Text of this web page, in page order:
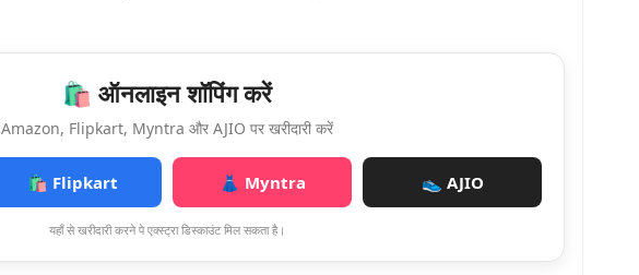
🛍️ ऑनलाइन शॉपिंग करें
Amazon, Flipkart, Myntra और AJIO पर खरीदारी करें
🛍️ Flipkart 👗 Myntra 👟 AJIO
यहाँ से खरीदारी करने पे एक्स्ट्रा डिस्काउंट मिल सकता है।